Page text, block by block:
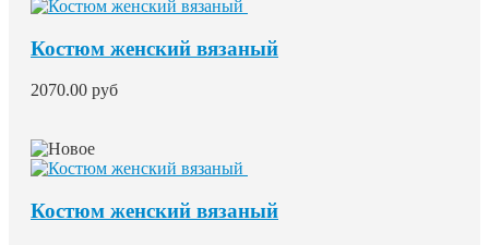
Костюм женский вязаный
2070.00 руб
Костюм женский вязаный